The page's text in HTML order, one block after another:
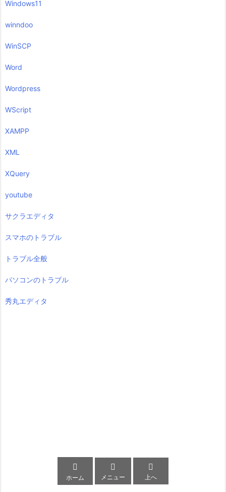
Windows11
winndoo
WinSCP
Word
Wordpress
WScript
XAMPP
XML
XQuery
youtube
サクラエディタ
スマホのトラブル
トラブル全般
パソコンのトラブル
秀丸エディタ

ホーム

メニュー

上へ